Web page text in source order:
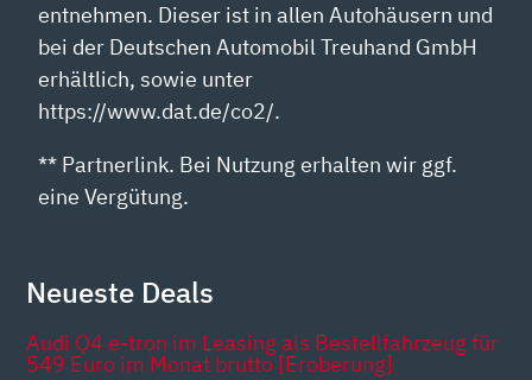
entnehmen. Dieser ist in allen Autohäusern und
bei der Deutschen Automobil Treuhand GmbH
erhältlich, sowie unter
https://www.dat.de/co2/.
** Partnerlink. Bei Nutzung erhalten wir ggf.
eine Vergütung.
Neueste Deals
Audi Q4 e-tron im Leasing als Bestellfahrzeug für
549 Euro im Monat brutto [Eroberung]